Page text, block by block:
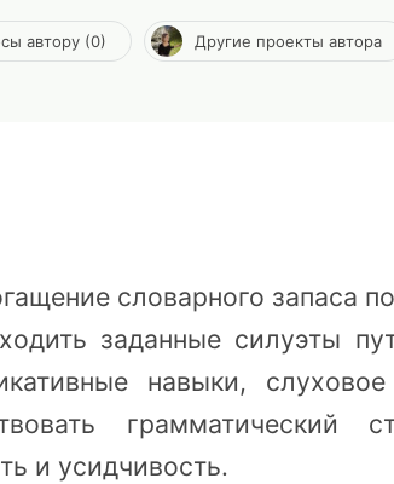
автору (0) Другие проекты автора
словарного запаса
заданные силуэты
навыки,
грамматический
и усидчивость.